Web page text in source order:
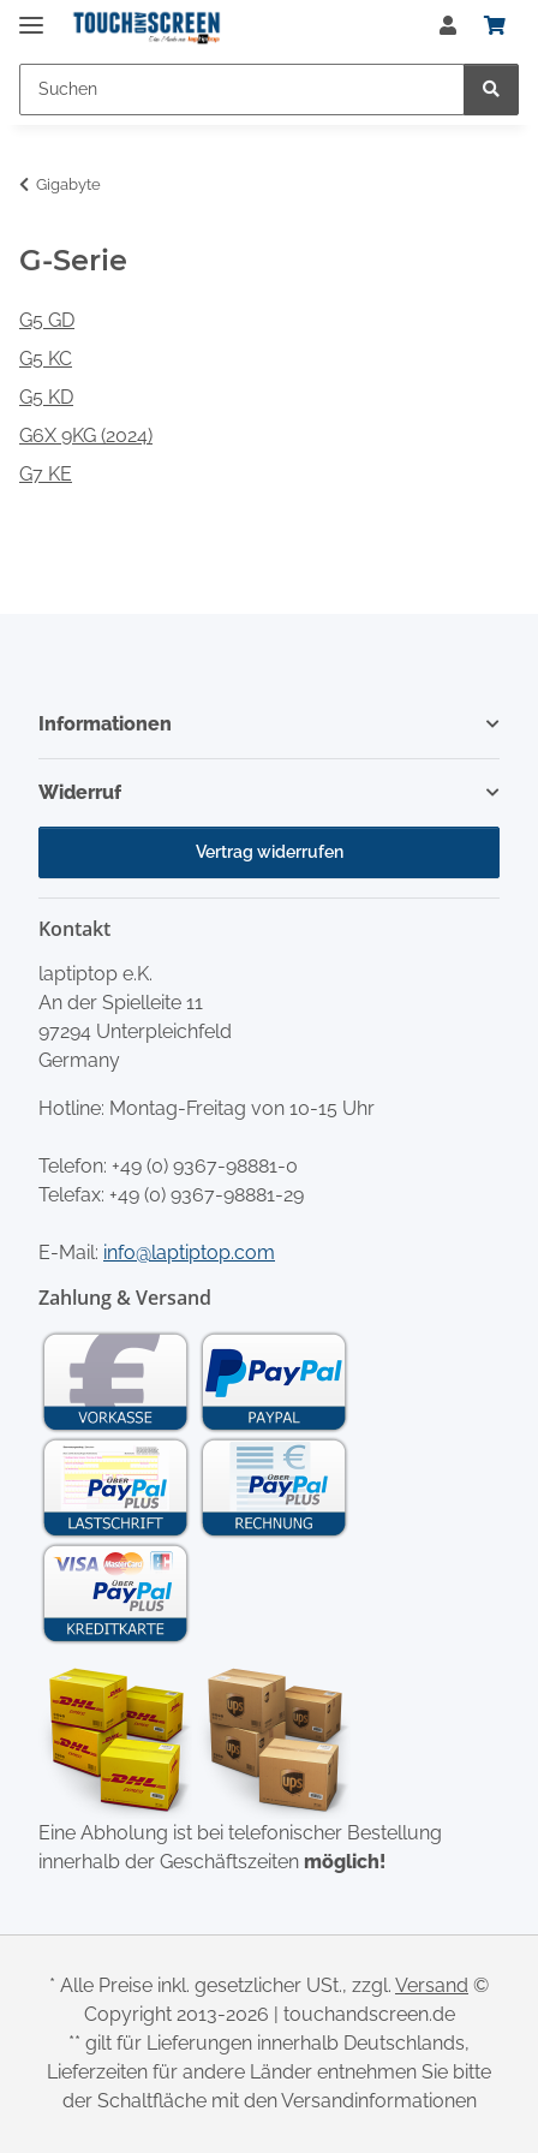
Gigabyte
G-Serie
G5 GD
G5 KC
G5 KD
G6X 9KG (2024)
G7 KE
Informationen
Widerruf
Vertrag widerrufen
Kontakt
laptiptop e.K.
An der Spielleite 11
97294 Unterpleichfeld
Germany
Hotline: Montag-Freitag von 10-15 Uhr
Telefon: +49 (0) 9367-98881-0
Telefax: +49 (0) 9367-98881-29
E-Mail: info@laptiptop.com
Zahlung & Versand
Eine Abholung ist bei telefonischer Bestellung
innerhalb der Geschäftszeiten möglich!
* Alle Preise inkl. gesetzlicher USt., zzgl. Versand ©
Copyright 2013-2026 | touchandscreen.de
** gilt für Lieferungen innerhalb Deutschlands,
Lieferzeiten für andere Länder entnehmen Sie bitte
der Schaltfläche mit den Versandinformationen